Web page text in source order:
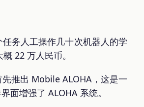
务人工操作几十次机器人的学
22 万人民币。
推出 Mobile ALOHA，这是一
面增强了 ALOHA 系统。